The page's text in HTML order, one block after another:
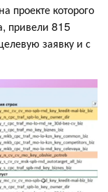
проекте которого
привели 815
заявку и с